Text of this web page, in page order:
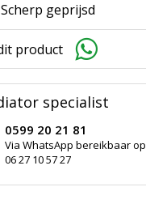
Scherp geprijsd
product
specialist
0599 20 21 81
Via WhatsApp bereikbaar op
06 27 10 57 27